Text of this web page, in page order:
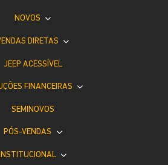
NOVOS
DIRETAS
JEEP ACESSÍVEL
FINANCEIRAS
SEMINOVOS
PÓS-VENDAS